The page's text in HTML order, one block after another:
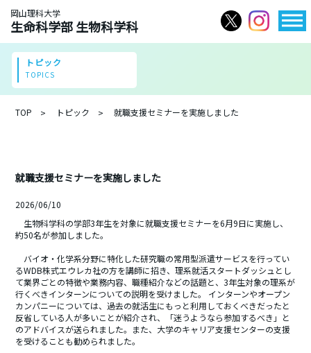
岡山理科大学
生命科学部 生物科学科
トピック
TOPICS
TOP トピック 就職支援セミナーを実施しました
就職支援セミナーを実施しました
2026/06/10
生物科学科の学部3年生を対象に就職支援セミナーを6月9日に実施し、
約50名が参加しました。
バイオ・化学系分野に特化した研究職の常用型派遣サービスを行ってい
るWDB株式エウレカ社の方を講師に招き、理系就活スタートダッシュとし
て業界ごとの特徴や業務内容、職種紹介などの話題と、3年生対象の理系が
行くべきインターンについての説明を受けました。 インターンやオープン
カンパニーについては、過去の就活生にもっと利用しておくべきだったと
反省している人が多いことが紹介され、「迷うようなら参加するべき」と
のアドバイスが送られました。また、大学のキャリア支援センターの支援
を受けることも勧められました。